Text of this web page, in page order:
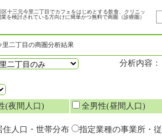
十三元今里二丁目でカフェをはじめとする飲食、クリニッ
を検討されている方向けに簡単かつ無料で商圏（診療圏）
里二丁目の商圏分析結果
分析内容：
(夜間人口) 全男性(昼間人口)
住人口・世帯分布 指定業種の事業所・